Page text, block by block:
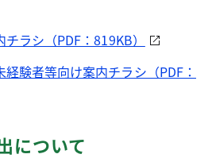
ラシ（PDF：819KB）
験者等向け案内チラシ（PDF：
について